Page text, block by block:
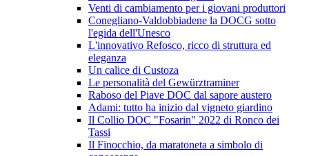
Venti di cambiamento per i giovani produttori
Conegliano-Valdobbiadene la DOCG sotto
l'egida dell'Unesco
L'innovativo Refosco, ricco di struttura ed
eleganza
Un calice di Custoza
Le personalità del Gewürztraminer
Raboso del Piave DOC dal sapore austero
Adami: tutto ha inizio dal vigneto giardino
Il Collio DOC "Fosarin" 2022 di Ronco dei
Tassi
Il Finocchio, da maratoneta a simbolo di